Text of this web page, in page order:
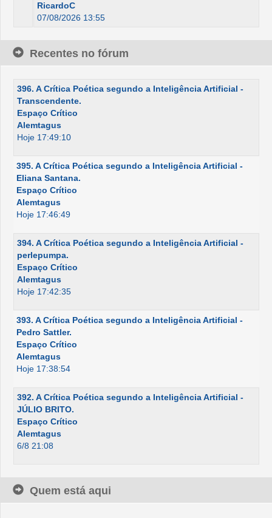
RicardoC
07/08/2026 13:55
Recentes no fórum
396. A Crítica Poética segundo a Inteligência Artificial -
Transcendente.
Espaço Crítico
Alemtagus
Hoje 17:49:10
395. A Crítica Poética segundo a Inteligência Artificial -
Eliana Santana.
Espaço Crítico
Alemtagus
Hoje 17:46:49
394. A Crítica Poética segundo a Inteligência Artificial -
perlepumpa.
Espaço Crítico
Alemtagus
Hoje 17:42:35
393. A Crítica Poética segundo a Inteligência Artificial -
Pedro Sattler.
Espaço Crítico
Alemtagus
Hoje 17:38:54
392. A Crítica Poética segundo a Inteligência Artificial -
JÚLIO BRITO.
Espaço Crítico
Alemtagus
6/8 21:08
Quem está aqui